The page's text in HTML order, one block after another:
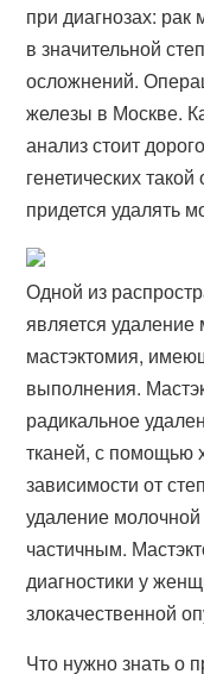
при диагнозах:
в значительной
осложнений.
железы в Москве.
анализ стоит
генетических
придется удалять
Одной из
является
мастэктомия,
выполнения.
радикальное
тканей, с помощью
зависимости от
удаление
частичным.
диагностики у
злокачественной
Что нужно знать о